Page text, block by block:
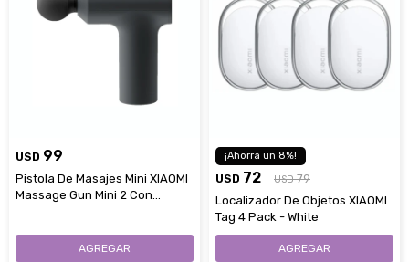
USD 99
Pistola De Masajes Mini XIAOMI
Massage Gun Mini 2 Con
8
USD 72 USD 79
Localizador De Objetos XIAOMI
Tag 4 Pack - White